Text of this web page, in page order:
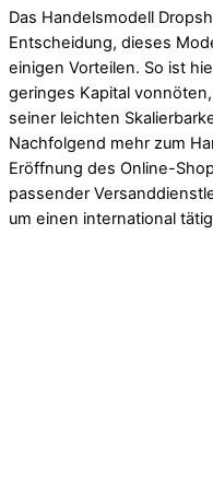
Das Handelsmodell
Entscheidung, dieses
einigen Vorteilen. So ist
geringes Kapital
seiner leichten
Nachfolgend mehr zum
Eröffnung des Online-
passender
um einen international